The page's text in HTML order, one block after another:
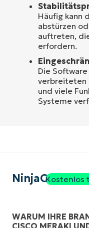
Häufig kann
abstürzen
auftreten,
erfordern.
Die
verbreiteten
und viele
Systeme
NinjaOneKostenlos
WARUM IHRE
CISCO MERAKI